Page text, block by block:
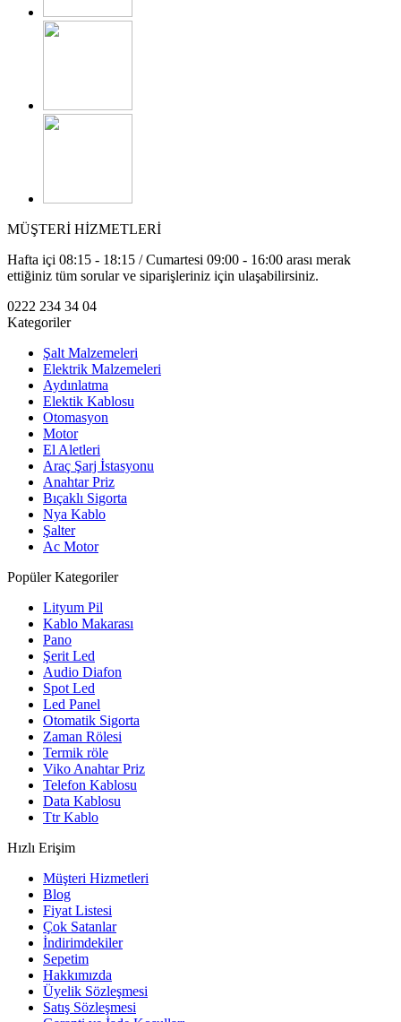
MÜŞTERİ HİZMETLERİ
Hafta içi 08:15 - 18:15 / Cumartesi 09:00 - 16:00 arası merak
ettiğiniz tüm sorular ve siparişleriniz için ulaşabilirsiniz.
0222 234 34 04
Kategoriler
Şalt Malzemeleri
Elektrik Malzemeleri
Aydınlatma
Elektik Kablosu
Otomasyon
Motor
El Aletleri
Araç Şarj İstasyonu
Anahtar Priz
Bıçaklı Sigorta
Nya Kablo
Şalter
Ac Motor
Popüler Kategoriler
Lityum Pil
Kablo Makarası
Pano
Şerit Led
Audio Diafon
Spot Led
Led Panel
Otomatik Sigorta
Zaman Rölesi
Termik röle
Viko Anahtar Priz
Telefon Kablosu
Data Kablosu
Ttr Kablo
Hızlı Erişim
Müşteri Hizmetleri
Blog
Fiyat Listesi
Çok Satanlar
İndirimdekiler
Sepetim
Hakkımızda
Üyelik Sözleşmesi
Satış Sözleşmesi